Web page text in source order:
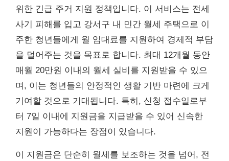
위한 긴급 주거 지원 정책입니다. 이 서비스는 전세
사기 피해를 입고 강서구 내 민간 월세 주택으로 이
주한 청년들에게 월 임대료를 지원하여 경제적 부담
을 덜어주는 것을 목표로 합니다. 최대 12개월 동안
매월 20만원 이내의 월세 실비를 지원받을 수 있으
며, 이는 청년들의 안정적인 생활 기반 마련에 크게
기여할 것으로 기대됩니다. 특히, 신청 접수일로부
터 7일 이내에 지원금을 지급받을 수 있어 신속한
지원이 가능하다는 장점이 있습니다.
이 지원금은 단순히 월세를 보조하는 것을 넘어, 전